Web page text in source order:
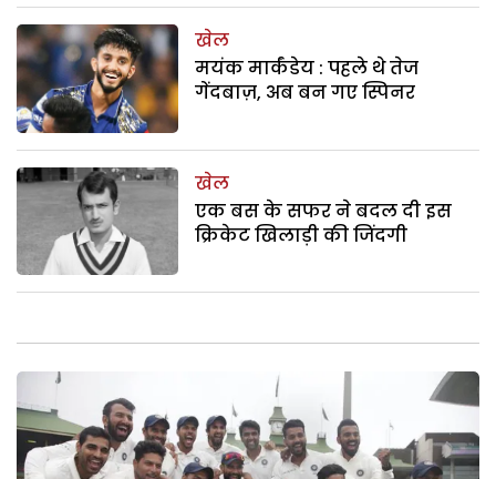
खेल
मयंक मार्कंडेय : पहले थे तेज
गेंदबाज़, अब बन गए स्पिनर
खेल
एक बस के सफर ने बदल दी इस
क्रिकेट खिलाड़ी की जिंदगी